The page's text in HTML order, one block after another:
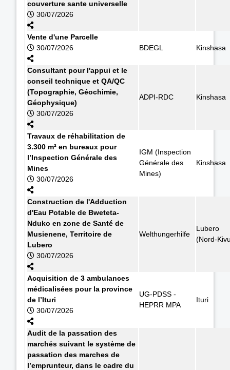
couverture sante universelle
30/07/2026
Vente d'une Parcelle
30/07/2026
BDEGL Kinshasa
Consultant pour l'appui et le
conseil technique et QA/QC
(Topographie, Géochimie,
Géophysique)
30/07/2026
ADPI-RDC Kinshasa
Travaux de réhabilitation de
3.300 m² en bureaux pour
l’Inspection Générale des
Mines
30/07/2026
IGM (Inspection
Générale des
Mines)
Kinshasa
Construction de l'Adduction
d'Eau Potable de Bweteta-
Nduko en zone de Santé de
Musienene, Territoire de
Lubero
30/07/2026
Welthungerhilfe
Lubero
(Nord-
Acquisition de 3 ambulances
médicalisées pour la province
de l’Ituri
30/07/2026
UG-PDSS -
HEPRR MPA
Ituri
Audit de la passation des
marchés suivant le système de
passation des marches de
l’emprunteur, dans le cadre du